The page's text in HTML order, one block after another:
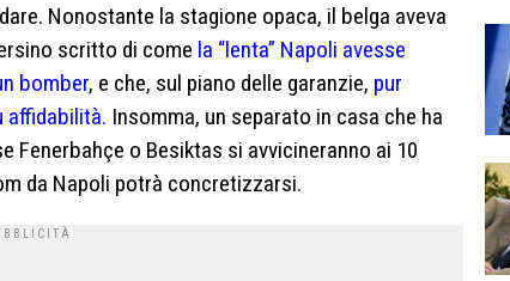
Nonostante la stagione opaca, il belga aveva
scritto di come la “lenta” Napoli avesse
bomber, e che, sul piano delle garanzie, pur
affidabilità. Insomma, un separato in casa che ha
Fenerbahçe o Besiktas si avvicineranno ai 10
da Napoli potrà concretizzarsi.